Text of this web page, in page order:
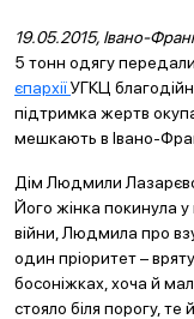
19.05.2015, Івано-
5 тонн одягу передали
єпархіїУГКЦ
підтримка жертв
мешкають в Івано-
Дім Людмили
Його жінка покинула у
війни, Людмила про
один пріоритет –
босоніжках, хоча й
стояло біля порогу,